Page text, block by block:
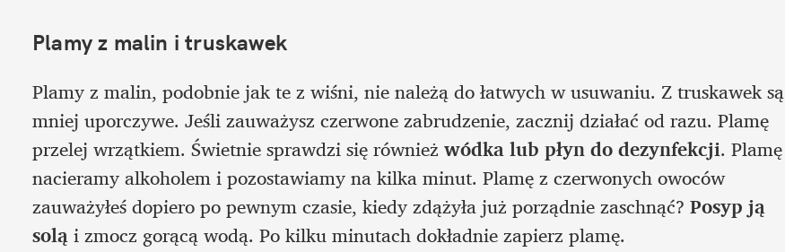
Plamy z malin i truskawek
Plamy z malin, podobnie jak te z wiśni, nie należą do łatwych w usuwaniu. Z truskawek są
mniej uporczywe. Jeśli zauważysz czerwone zabrudzenie, zacznij działać od razu. Plamę
przelej wrzątkiem. Świetnie sprawdzi się również wódka lub płyn do dezynfekcji. Plamę
nacieramy alkoholem i pozostawiamy na kilka minut. Plamę z czerwonych owoców
zauważyłeś dopiero po pewnym czasie, kiedy zdążyła już porządnie zaschnąć? Posyp ją
solą i zmocz gorącą wodą. Po kilku minutach dokładnie zapierz plamę.